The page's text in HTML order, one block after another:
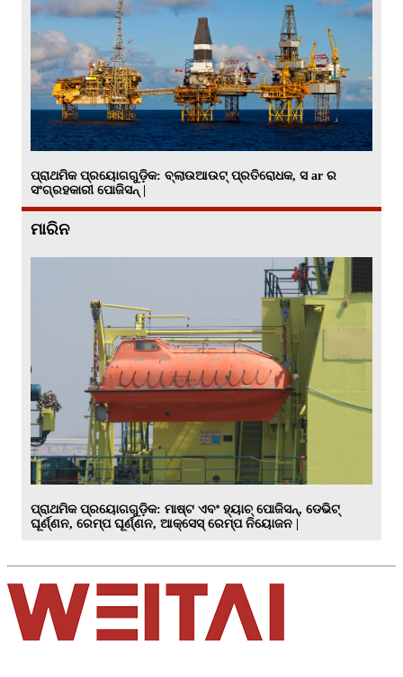
ପ୍ରାଥମିକ ପ୍ରୟୋଗଗୁଡ଼ିକ: ବ୍ଲାଉଆଉଟ୍ ପ୍ରତିରୋଧକ, ସ ar ର
ସଂଗ୍ରହକାରୀ ପୋଜିସନ୍ |
ମାରିନ
ପ୍ରାଥମିକ ପ୍ରୟୋଗଗୁଡ଼ିକ: ମାଷ୍ଟ ଏବଂ ହ୍ୟାଚ୍ ପୋଜିସନ୍, ଡେଭିଟ୍
ଘୂର୍ଣ୍ଣନ, ରେମ୍ପ ଘୂର୍ଣ୍ଣନ, ଆକ୍ସେସ୍ ରେମ୍ପ ନିୟୋଜନ |